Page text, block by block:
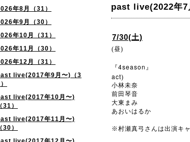
年8月（31）
年9月（30）
年10月（31）
年11月（30）
年12月（31）
live(2017年9月〜)（3
live(2017年10月〜)
（31）
live(2017年11月〜)
（30）
past live(2022年7
7/30(土)
(昼)
『4season 』
act)
小林未奈
前田琴音
大東まみ
あおいはるか
※村瀬真弓さんは出演キ